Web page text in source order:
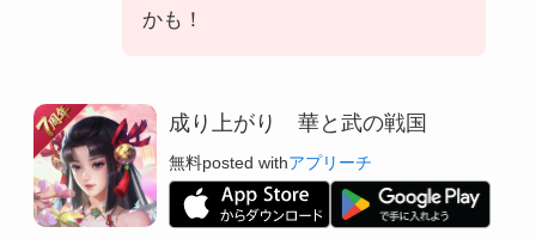
かも！
成り上がり 華と武の戦国
無料posted withアプリーチ